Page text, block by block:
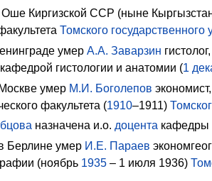
Киргизской ССР (ныне
Томского государственного
умер А.А. Заварзин гистолог,
кафедрой гистологии и анатомии (1
умер М.И. Боголепов экономист,
факультета (1910–1911)
назначена и.о. доцента кафедры
Берлине умер И.Е. Параев
(ноябрь 1935– 1 июля 1936)